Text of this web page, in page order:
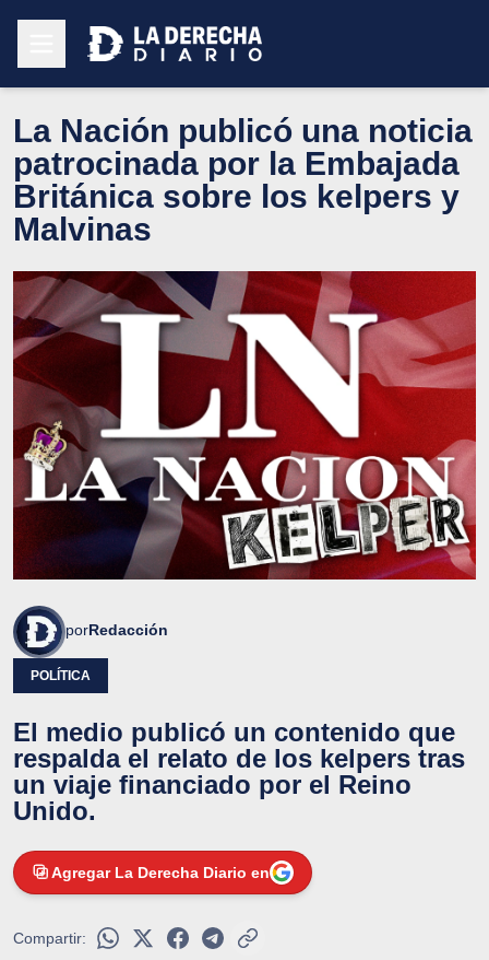
La Nación publicó una noticia
patrocinada por la Embajada
Británica sobre los kelpers y
Malvinas
porRedacción
POLÍTICA
El medio publicó un contenido que
respalda el relato de los kelpers tras
un viaje financiado por el Reino
Unido.
Agregar La Derecha Diario en
Compartir: